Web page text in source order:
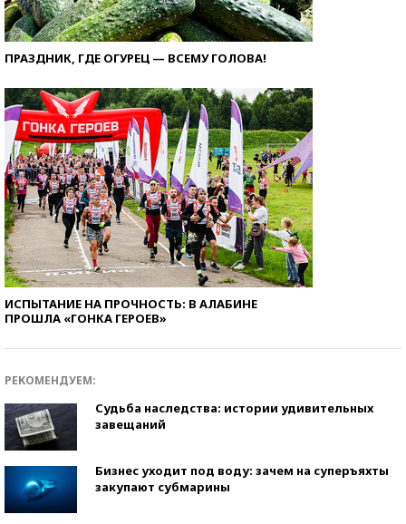
ПРАЗДНИК, ГДЕ ОГУРЕЦ — ВСЕМУ ГОЛОВА!
ИСПЫТАНИЕ НА ПРОЧНОСТЬ: В АЛАБИНЕ
ПРОШЛА «ГОНКА ГЕРОЕВ»
РЕКОМЕНДУЕМ:
Судьба наследства: истории удивительных
завещаний
Бизнес уходит под воду: зачем на суперъяхты
закупают субмарины